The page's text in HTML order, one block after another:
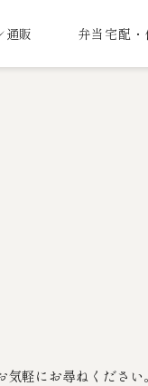
通販 弁当宅配・
軽にお尋ねください。